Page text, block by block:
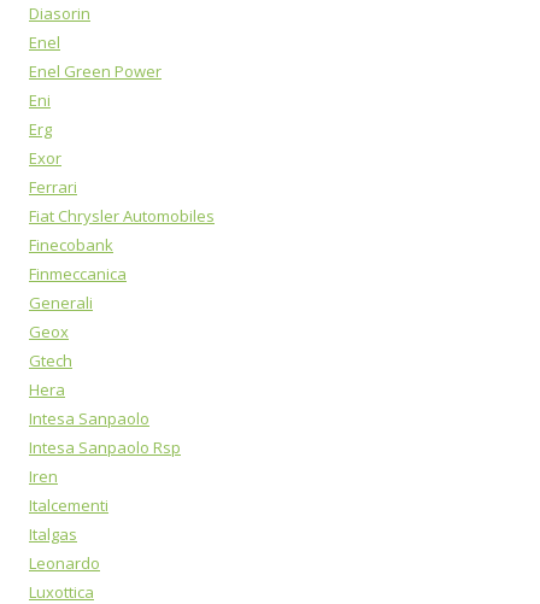
Diasorin
Enel
Enel Green Power
Eni
Erg
Exor
Ferrari
Fiat Chrysler Automobiles
Finecobank
Finmeccanica
Generali
Geox
Gtech
Hera
Intesa Sanpaolo
Intesa Sanpaolo Rsp
Iren
Italcementi
Italgas
Leonardo
Luxottica